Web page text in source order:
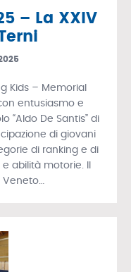
– La XXIV
Kids – Memorial
entusiasmo e
“Aldo De Santis” di
di giovani
di ranking e di
abilità motorie. Il